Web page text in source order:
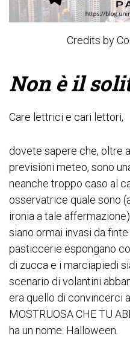
Credits by
Non è il
Care lettrici e cari lettori,
dovete sapere che, oltre
previsioni meteo, sono
neanche troppo caso al
osservatrice quale sono
ironia a tale
siano ormai invasi da
pasticcerie espongano
di zucca e i marciapiedi
scenario di volantini
era quello di convincerci
MOSTRUOSA CHE TU
ha un nome: Halloween.